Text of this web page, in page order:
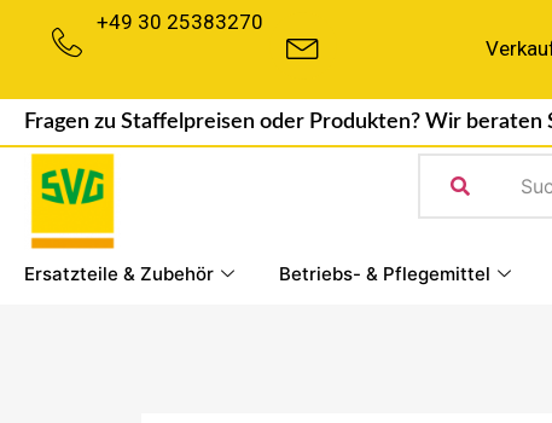
+49 30 25383270
Fragen zu Staffelpreisen oder Produkten? Wir beraten
Ersatzteile & Zubehör Betriebs- & Pflegemittel